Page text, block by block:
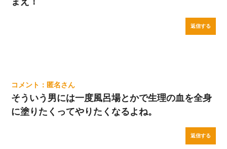
返信する
匿名
そういう男には一度風呂場とかで生理の血を全身
に塗りたくってやりたくなるよね。
返信する